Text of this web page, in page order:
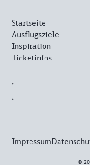
Startseite
Ausflugsziele
Inspiration
Ticketinfos
Impressum
©